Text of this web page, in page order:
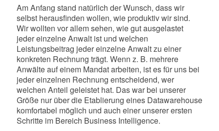
Am Anfang stand natürlich der Wunsch, dass wir
selbst herausfinden wollen, wie produktiv wir sind.
Wir wollten vor allem sehen, wie gut ausgelastet
jeder einzelne Anwalt ist und welchen
Leistungsbeitrag jeder einzelne Anwalt zu einer
konkreten Rechnung trägt. Wenn z. B. mehrere
Anwälte auf einem Mandat arbeiten, ist es für uns bei
jeder einzelnen Rechnung entscheidend, wer
welchen Anteil geleistet hat. Das war bei unserer
Größe nur über die Etablierung eines Datawarehouse
komfortabel möglich und auch einer unserer ersten
Schritte im Bereich Business Intelligence.